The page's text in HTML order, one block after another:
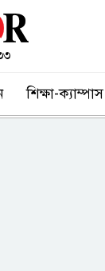
শিক্ষা-ক্যাম্পাস